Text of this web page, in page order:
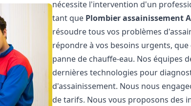
nécessite l'intervention d'un
tant que Plombier assainissement
résoudre tous vos problèmes
répondre à vos besoins urgents,
panne de chauffe-eau. Nos équipes
dernières technologies pour
d'assainissement. Nous nous
de tarifs. Nous vous proposons des